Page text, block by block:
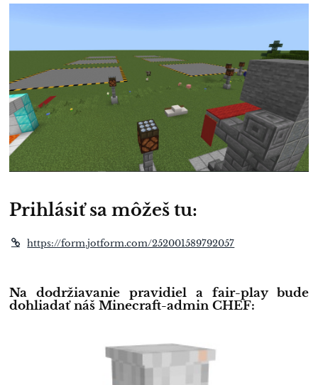
Prihlásiť sa môžeš tu:
https://form.jotform.com/252001589792057
Na dodržiavanie pravidiel a fair-play bude
dohliadať náš Minecraft-admin CHEF: